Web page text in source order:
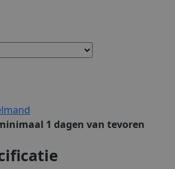
1 dagen van tevoren